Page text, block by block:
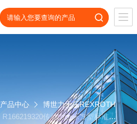
产品中心
博世力士乐REXROTH
R166219320传动力士乐方型标准滑